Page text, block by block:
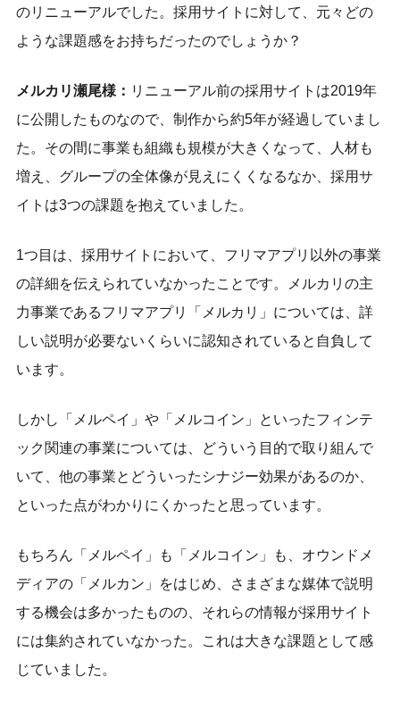
のリニューアルでした。採用サイトに対して、元々どの
ような課題感をお持ちだったのでしょうか？
メルカリ瀬尾様： リニューアル前の採用サイトは2019年
に公開したものなので、制作から約5年が経過していまし
た。その間に事業も組織も規模が大きくなって、人材も
増え、グループの全体像が見えにくくなるなか、採用サ
イトは3つの課題を抱えていました。
1つ目は、採用サイトにおいて、フリマアプリ以外の事業
の詳細を伝えられていなかったことです。メルカリの主
力事業であるフリマアプリ「メルカリ」については、詳
しい説明が必要ないくらいに認知されていると自負して
います。
しかし「メルペイ」や「メルコイン」といったフィンテ
ック関連の事業については、どういう目的で取り組んで
いて、他の事業とどういったシナジー効果があるのか、
といった点がわかりにくかったと思っています。
もちろん「メルペイ」も「メルコイン」も、オウンドメ
ディアの「メルカン」をはじめ、さまざまな媒体で説明
する機会は多かったものの、それらの情報が採用サイト
には集約されていなかった。これは大きな課題として感
じていました。